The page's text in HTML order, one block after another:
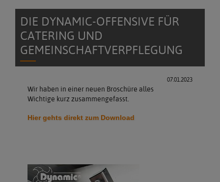
DIE DYNAMIC-OFFENSIVE FÜR
CATERING UND
GEMEINSCHAFTVERPFLEGUNG
07.01.2023
Wir haben in einer neuen Broschüre alles
Wichtige kurz zusammengefasst.
Hier gehts direkt zum Download